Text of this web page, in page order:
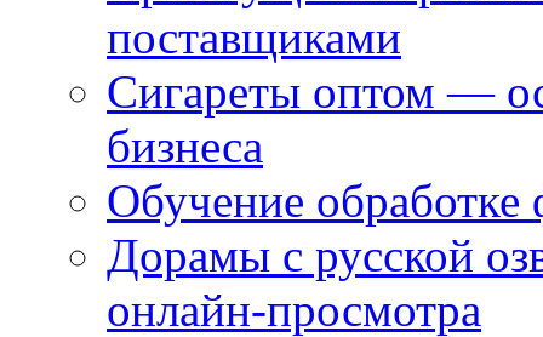
поставщиками
Сигареты оптом —
бизнеса
Обучение
Дорамы с русской
онлайн-просмотра